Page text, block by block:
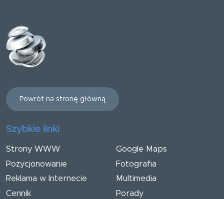
Powrót na stronę główną
Szybkie linki
Strony WWW
Pozycjonowanie
Reklama w Internecie
Cennik
Google Maps
Fotografia
Multimedia
Porady